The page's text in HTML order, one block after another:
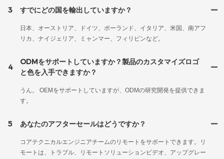
3 すでにどの国を輸出していますか？
日本、オーストリア、ドイツ、ポーランド、イタリア、米国、南アフ
リカ、ナイジェリア、ミャンマー、フィリピンなど。
4
ODMをサポートしていますか？製品のカスタマイズロゴ
と色を入手できますか？
うん。 OEMをサポートしていますが、ODMの研究開発を提供できま
す。
5 あなたのアフターセールはどうですか？
コアテクニカルエンジニアチームのリモートをサポートできます。リ
モートは、トラブル、リモートソリューションビデオ、アップグレー